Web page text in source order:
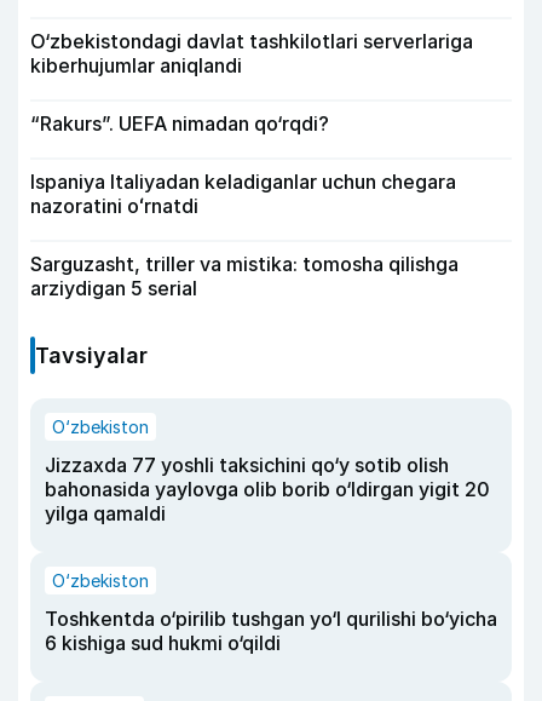
O‘zbekistondagi davlat tashkilotlari serverlariga
kiberhujumlar aniqlandi
“Rakurs”. UEFA nimadan qo‘rqdi?
Ispaniya Italiyadan keladiganlar uchun chegara
nazoratini oʻrnatdi
Sarguzasht, triller va mistika: tomosha qilishga
arziydigan 5 serial
Tavsiyalar
O‘zbekiston
Jizzaxda 77 yoshli taksichini qo‘y sotib olish
bahonasida yaylovga olib borib o‘ldirgan yigit 20
yilga qamaldi
O‘zbekiston
Toshkentda o‘pirilib tushgan yo‘l qurilishi bo‘yicha
6 kishiga sud hukmi o‘qildi